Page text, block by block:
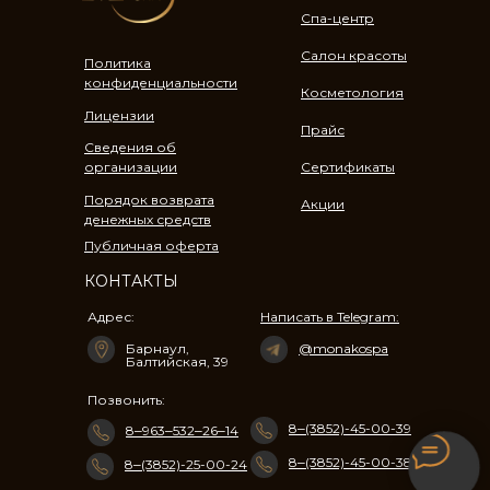
8‒(3852)-25-00-24
8‒(3852)-45-00-39
8‒(3852)-45-00-38
Позвонить:
8‒963‒532‒26‒14
Написать в Telegram:
@monakospa
Адрес:
Барнаул, ​
Балтийская, 39​
Политика
конфиденциальности
Публичная оферта
Лицензии
Сведения об
организации
Порядок возврата
денежных средств
Косметология
Спа-центр
Салон красоты
Сертификаты
Акции
Прайс
КОНТАКТЫ